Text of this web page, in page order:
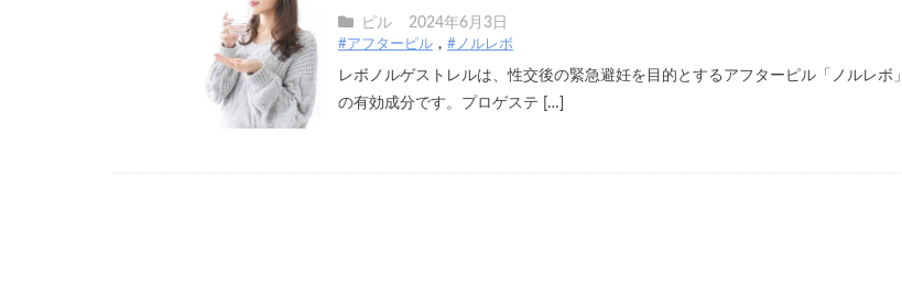
ピル 2024年6月3日
#アフターピル #ノルレボ
レボノルゲストレルは、性交後の緊急避妊を目的とするアフターピル「ノルレボ」
の有効成分です。プロゲステ […]